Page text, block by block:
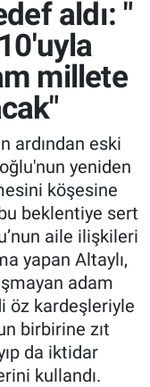
aldı: "
millete
ardından eski
yeniden
köşesine
beklentiye sert
aile ilişkileri
yapan Altaylı,
adam
öz kardeşleriyle
birbirine zıt
da iktidar
kullandı.